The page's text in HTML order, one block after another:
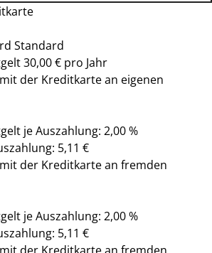
Standard
30,00 € pro Jahr
der Kreditkarte an eigenen
je Auszahlung: 2,00 %
5,11 €
der Kreditkarte an fremden
je Auszahlung: 2,00 %
5,11 €